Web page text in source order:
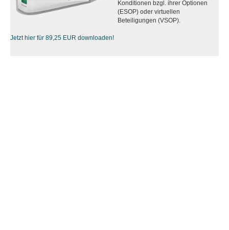
Konditionen bzgl. ihrer Optionen
(ESOP) oder virtuellen
Beteiligungen (VSOP).
Jetzt hier für 89,25 EUR downloaden!